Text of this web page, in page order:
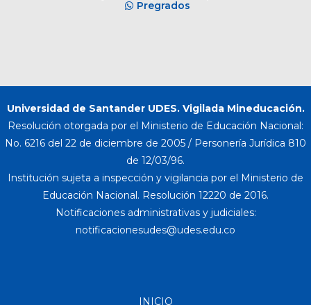
Pregrados
Universidad de Santander UDES. Vigilada Mineducación.
Resolución otorgada por el Ministerio de Educación Nacional:
No. 6216 del 22 de diciembre de 2005 / Personería Jurídica 810
de 12/03/96.
Institución sujeta a inspección y vigilancia por el Ministerio de
Educación Nacional. Resolución 12220 de 2016.
Notificaciones administrativas y judiciales:
INICIO